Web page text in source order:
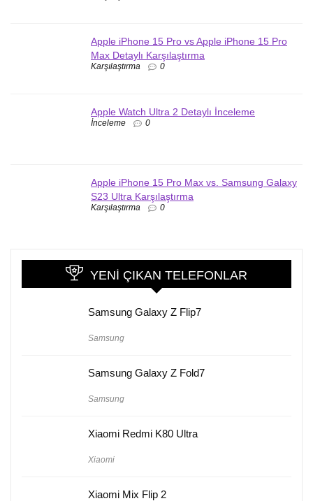
Apple iPhone 15 Pro vs Apple iPhone 15 Pro
Max Detaylı Karşılaştırma
Karşılaştırma 0
Apple Watch Ultra 2 Detaylı İnceleme
İnceleme 0
Apple iPhone 15 Pro Max vs. Samsung Galaxy
S23 Ultra Karşılaştırma
Karşılaştırma 0
YENI ÇIKAN TELEFONLAR
Samsung Galaxy Z Flip7
Samsung
Samsung Galaxy Z Fold7
Samsung
Xiaomi Redmi K80 Ultra
Xiaomi
Xiaomi Mix Flip 2